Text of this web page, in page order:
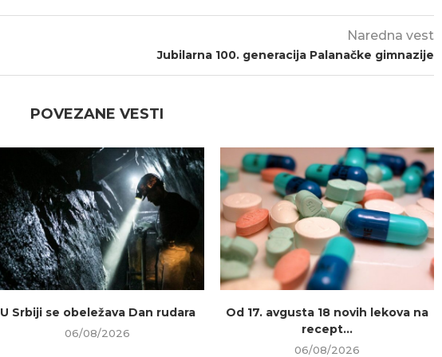
Naredna vest
Jubilarna 100. generacija Palanačke gimnazije
POVEZANE VESTI
U Srbiji se obeležava Dan rudara
06/08/2026
Od 17. avgusta 18 novih lekova na
recept...
06/08/2026